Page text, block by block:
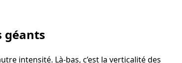
géants
intensité. Là-bas, c’est la verticalité des